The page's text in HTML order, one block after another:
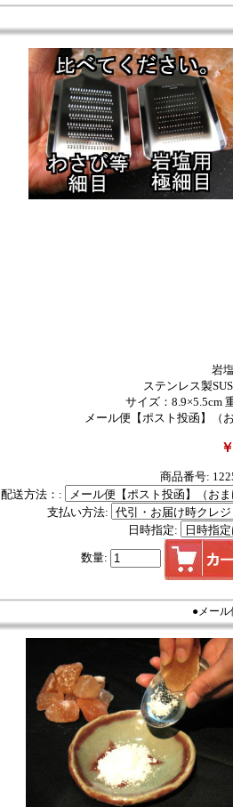
岩
ステンレス製
サイズ：8.9×5.5cm
メール便【ポスト投函】（
商品番号:
配送方法：:
支払い方法:
日時指定:
数量:
●メール